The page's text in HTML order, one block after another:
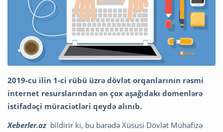
2019-cu ilin 1-ci rübü üzrə dövlət orqanlarının rəsmi
internet resurslarından ən çox aşağıdakı domenlərə
istifadəçi müraciətləri qeydə alınıb.
Xeberler.az bildirir ki, bu barədə Xüsusi Dövlət Mühafizə